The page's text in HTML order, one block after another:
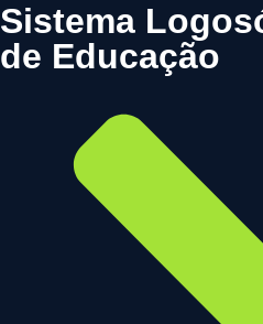
Sistema
de Educação